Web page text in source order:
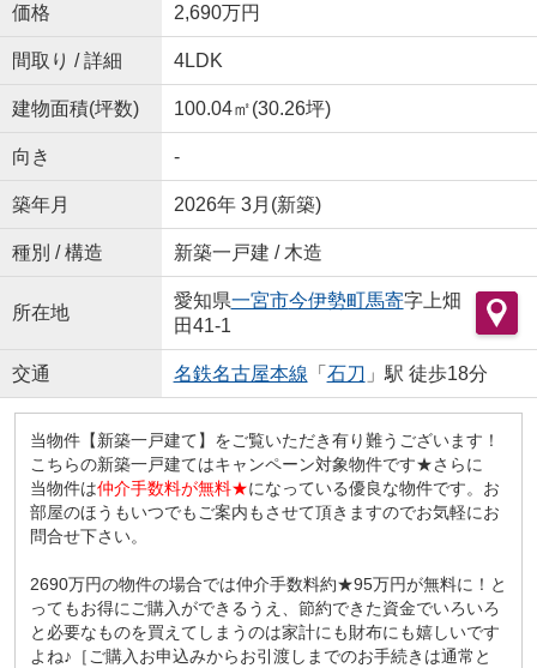
価格 2,690万円
間取り / 詳細 4LDK
建物面積(坪数) 100.04㎡(30.26坪)
向き -
築年月 2026年 3月(新築)
種別 / 構造 新築一戸建 / 木造
所在地
愛知県一宮市今伊勢町馬寄字上畑
田41-1
交通 名鉄名古屋本線 「 石刀 」駅 徒歩18分
当物件【新築一戸建て】をご覧いただき有り難うございます！
こちらの新築一戸建てはキャンペーン対象物件です★さらに
当物件は仲介手数料が無料★になっている優良な物件です。お
部屋のほうもいつでもご案内もさせて頂きますのでお気軽にお
問合せ下さい。
2690万円の物件の場合では仲介手数料約★95万円が無料に！と
ってもお得にご購入ができるうえ、節約できた資金でいろいろ
と必要なものを買えてしまうのは家計にも財布にも嬉しいです
よね♪［ご購入お申込みからお引渡しまでのお手続きは通常と